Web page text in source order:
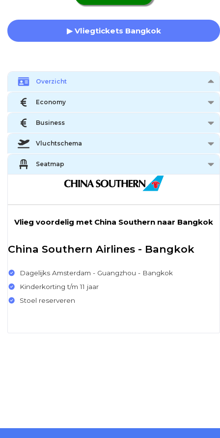
▶ Vliegtickets Bangkok
Overzicht
Economy
Business
Vluchtschema
Seatmap
Vlieg voordelig met China Southern naar Bangkok
China Southern Airlines - Bangkok
Dagelijks Amsterdam - Guangzhou - Bangkok
Kinderkorting t/m 11 jaar
Stoel reserveren